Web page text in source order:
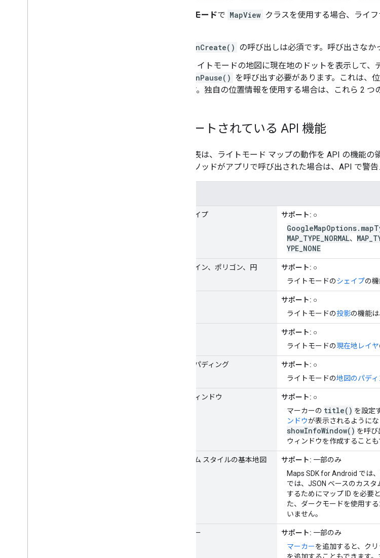
ライトモードで MapView クラスを使用する場合、ライ
onCreate() の呼び出しは必須です。呼び出さなか
ライトモードの地図に現在地のドットを表示して、
onPause() を呼び出す必要があります。これは、
す。独自の位置情報を使用する場合は、これら 2
サポートされている API 機能
以下の表は、ライトモード マップの動作を API の機能
ないメソッドがアプリで呼び出された場合は、API で警
地図タイプ サポート: ○
MAP_TYPE_NORMAL、
YPE_NONE
ポリライン、ポリゴン、円 サポート: ○
ライトモードのシェイプの
サポート: ○
ライトモードの投影の機能は
サポート: ○
ライトモードの現在地レイヤ
地図のパディング サポート: ○
ライトモードの地図のパデ
情報ウィンドウ サポート: ○
マーカーの title() を設定
ンドウが表示されるように
showInfoWindow() を呼び
ウィンドウを作成することも
カスタム スタイルの基本地図 サポート: 一部のみ
Maps SDK for Android では
では、JSON ベースのカス
するためにマップ ID を必要
た、ダークモードを使用す
いません。
マーカー サポート: 一部のみ
マーカーを追加すると、ク